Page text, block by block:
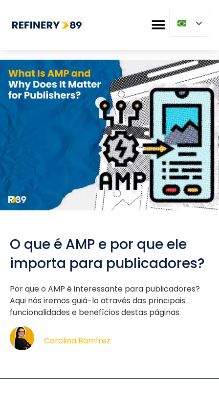
O que é AMP e por que ele
importa para publicadores?
Por que o AMP é interessante para publicadores?
Aqui nós iremos guiá-lo através das principais
funcionalidades e benefícios destas páginas.
Carolina Ramírez